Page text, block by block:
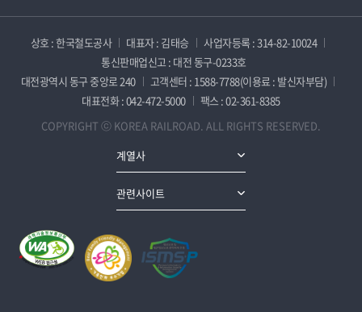
상호 : 한국철도공사 대표자 : 김태승
사업자등록 : 314-82-10024
통신판매업신고 : 대전 동구-0233호
대전광역시 동구 중앙로 240
고객센터 : 1588-7788(이용료 : 발신자부담)
대표전화 : 042-472-5000
팩스 : 02-361-8385
COPYRIGHT ⓒ KOREA RAILROAD. ALL RIGHTS RESERVED.
계열사
관련사이트